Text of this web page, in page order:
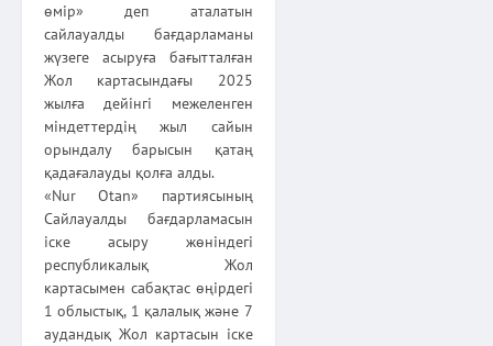
өмір» деп аталатын
сайлауалды бағдарламаны
жүзеге асыруға бағытталған
Жол картасындағы 2025
жылға дейінгі межеленген
міндеттердің жыл сайын
орындалу барысын қатаң
қадағалауды қолға алды.
«Nur Otan» партиясының
Сайлауалды бағдарламасын
іске асыру жөніндегі
республикалық Жол
картасымен сабақтас өңірдегі
1 облыстық, 1 қалалық және 7
аудандық Жол картасын іске